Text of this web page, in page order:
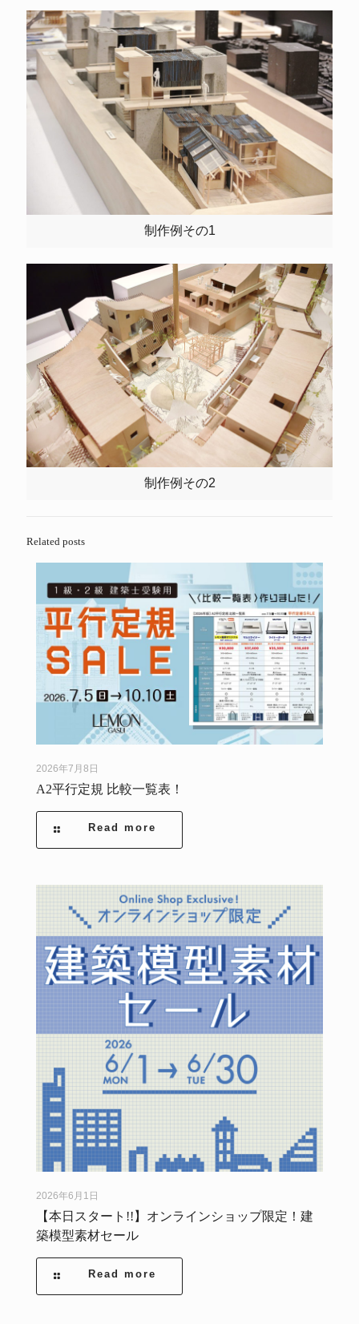
制作例その1
制作例その2
Related posts
2026年7月8日
A2平行定規 比較一覧表！
Read more
2026年6月1日
【本日スタート!!】オンラインショップ限定！建
築模型素材セール
Read more